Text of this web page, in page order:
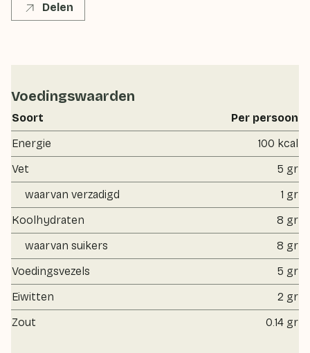
Delen
Voedingswaarden
Soort
Per persoon
Energie
100 kcal
Vet
5 gr
waarvan verzadigd
1 gr
Koolhydraten
8 gr
waarvan suikers
8 gr
Voedingsvezels
5 gr
Eiwitten
2 gr
Zout
0.14 gr